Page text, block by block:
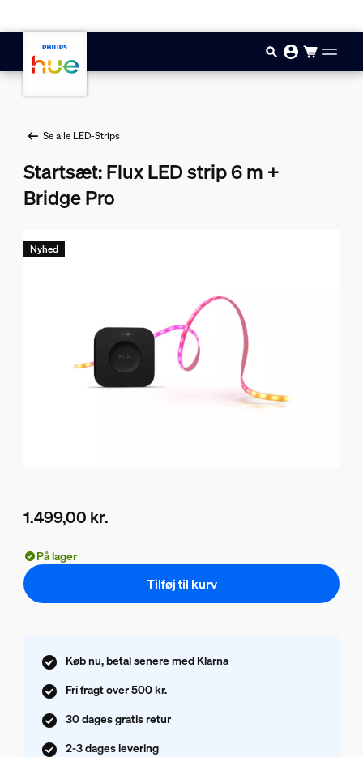
Se alle LED-Strips
Startsæt: Flux LED strip 6 m +
Bridge Pro
1.499,00 kr.
Nyhed
På lager
Tilføj til kurv
Køb nu, betal senere med Klarna
Fri fragt over 500 kr.
30 dages gratis retur
2-3 dages levering